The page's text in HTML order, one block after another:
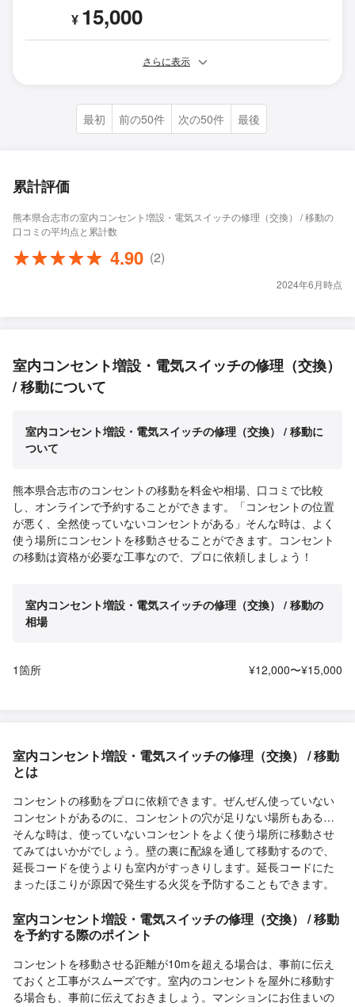
¥ 15,000
さらに表示
最初 前の50件 次の50件 最後
累計評価
熊本県合志市の室内コンセント増設・電気スイッチの修理（交換） / 移動の
口コミの平均点と累計数
4.90 (2)
2024年6月時点
室内コンセント増設・電気スイッチの修理（交換）
/ 移動について
室内コンセント増設・電気スイッチの修理（交換） / 移動に
ついて
熊本県合志市のコンセントの移動を料金や相場、口コミで比較
し、オンラインで予約することができます。「コンセントの位置
が悪く、全然使っていないコンセントがある」そんな時は、よく
使う場所にコンセントを移動させることができます。コンセント
の移動は資格が必要な工事なので、プロに依頼しましょう！
室内コンセント増設・電気スイッチの修理（交換） / 移動の
相場
1箇所 ¥12,000〜¥15,000
室内コンセント増設・電気スイッチの修理（交換） / 移動
とは
コンセントの移動をプロに依頼できます。ぜんぜん使っていない
コンセントがあるのに、コンセントの穴が足りない場所もある…
そんな時は、使っていないコンセントをよく使う場所に移動させ
てみてはいかがでしょう。壁の裏に配線を通して移動するので、
延長コードを使うよりも室内がすっきりします。延長コードにた
まったほこりが原因で発生する火災を予防することもできます。
室内コンセント増設・電気スイッチの修理（交換） / 移動
を予約する際のポイント
コンセントを移動させる距離が10mを超える場合は、事前に伝え
ておくと工事がスムーズです。室内のコンセントを屋外に移動す
る場合も、事前に伝えておきましょう。マンションにお住まいの